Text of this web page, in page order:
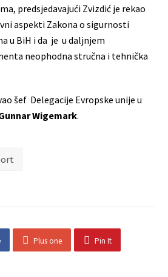
predsjedavajući Zvizdić je rekao
aspekti Zakona o sigurnosti
u BiH i da je u daljnjem
neophodna stručna i tehnička
šef Delegacije Evropske unije u
Wigemark.
Plus one Pin It